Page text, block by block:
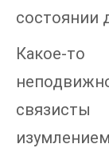
состоянии
Какое-